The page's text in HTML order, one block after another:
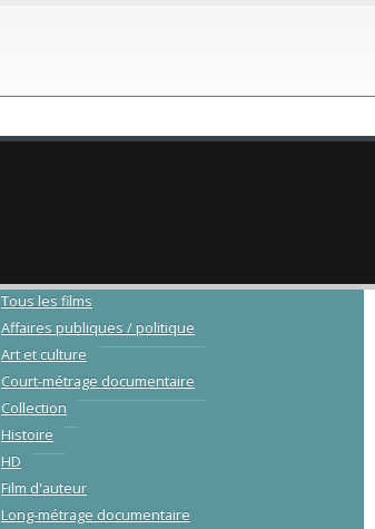
Tous les films
Affaires publiques / politique
Art et culture
Court-métrage documentaire
Collection
Histoire
HD
Film d'auteur
Long-métrage documentaire